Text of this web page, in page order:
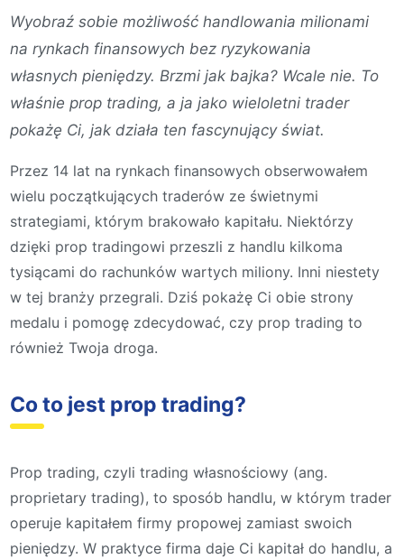
Wyobraź sobie możliwość handlowania milionami
na rynkach finansowych bez ryzykowania
własnych pieniędzy. Brzmi jak bajka? Wcale nie. To
właśnie prop trading, a ja jako wieloletni trader
pokażę Ci, jak działa ten fascynujący świat.
Przez 14 lat na rynkach finansowych obserwowałem
wielu początkujących traderów ze świetnymi
strategiami, którym brakowało kapitału. Niektórzy
dzięki prop tradingowi przeszli z handlu kilkoma
tysiącami do rachunków wartych miliony. Inni niestety
w tej branży przegrali. Dziś pokażę Ci obie strony
medalu i pomogę zdecydować, czy prop trading to
również Twoja droga.
Co to jest prop trading?
Prop trading, czyli trading własnościowy (ang.
proprietary trading), to sposób handlu, w którym trader
operuje kapitałem firmy propowej zamiast swoich
pieniędzy. W praktyce firma daje Ci kapitał do handlu, a